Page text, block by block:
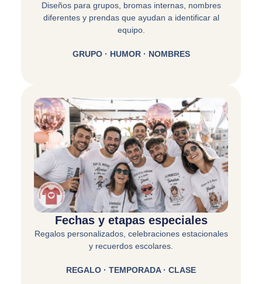
Diseños para grupos, bromas internas, nombres
diferentes y prendas que ayudan a identificar al
equipo.
GRUPO · HUMOR · NOMBRES
Fechas y etapas especiales
Regalos personalizados, celebraciones estacionales
y recuerdos escolares.
REGALO · TEMPORADA · CLASE